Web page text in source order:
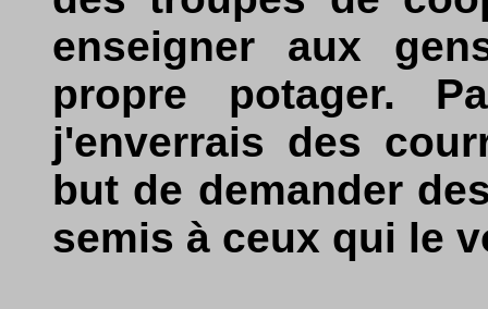
enseigner aux
propre potager.
j'enverrais des
but de demander
semis à ceux qui le